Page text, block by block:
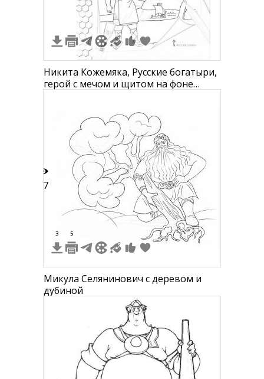
Никита Кожемяка, Русские богатыри,
герой с мечом и щитом на фоне
17
3 5
Микула Селянинович с деревом и
дубиной